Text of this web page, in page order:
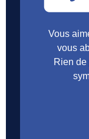
Vous
vous
Rien